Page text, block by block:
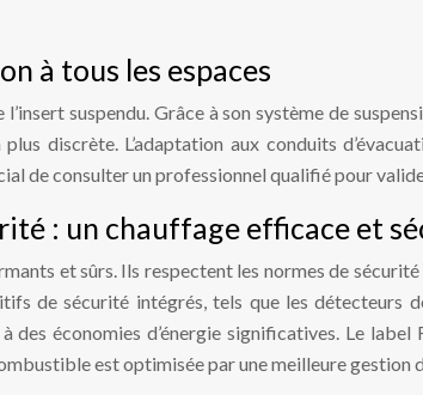
à tous les espaces
suspendu. Grâce à son système de
discrète. L’adaptation aux conduits
de consulter un professionnel qualifié pour
: un chauffage efficace et
et sûrs. Ils respectent les normes de
de sécurité intégrés, tels que les détecteurs
des économies d’énergie significatives. Le
est optimisée par une meilleure gestion